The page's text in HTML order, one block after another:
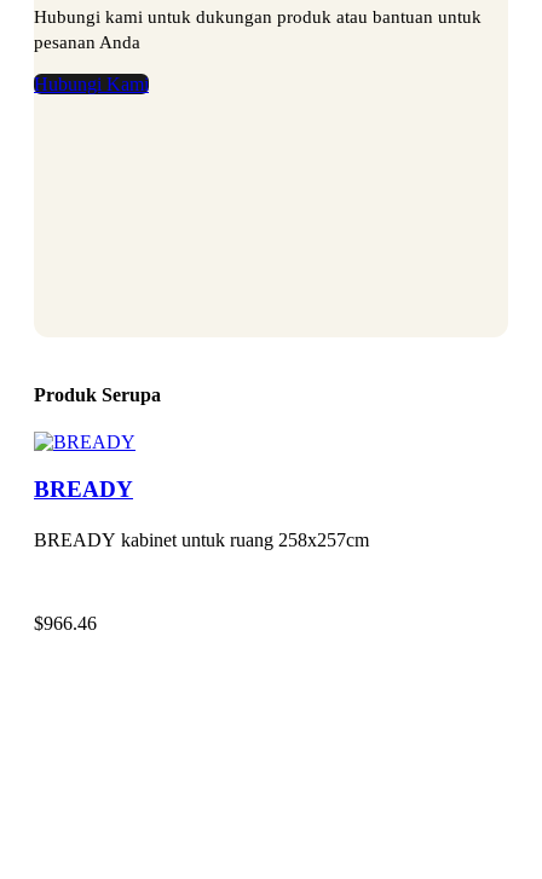
Hubungi kami untuk dukungan produk atau bantuan untuk
pesanan Anda
Hubungi Kami
Produk Serupa
BREADY
BREADY kabinet untuk ruang 258x257cm
$966.46